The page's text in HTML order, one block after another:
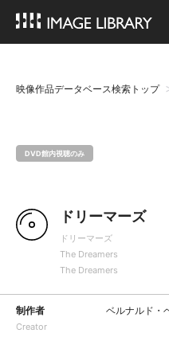
映像作品データベース検索トップ
DVD館内視聴のみ
ドリーマーズ
ドリーマーズ
The Dreamers
The Dreamers
制作者
Creator
ベルナルド・